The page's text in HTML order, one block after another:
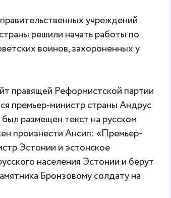
учреждений
решили начать работы по
воинов, захороненных у
правящей Реформистской партии
премьер-министр страны Андрус
размещен текст на русском
произнести Ансип: «Премьер-
Эстонии и эстонское
населения Эстонии и берут
Бронзовому солдату на